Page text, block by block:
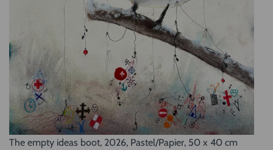
The empty ideas boot, 2026, Pastel/Papier, 50 x 40 cm